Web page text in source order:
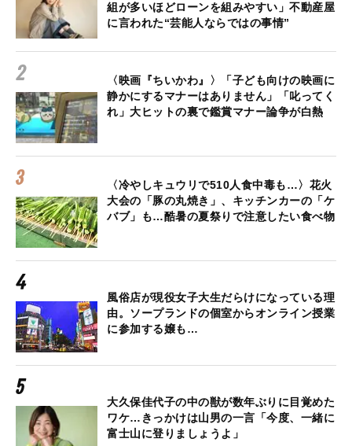
組が多いほどローンを組みやすい」不動産屋
に言われた“芸能人ならではの事情”
〈映画『ちいかわ』〉「子ども向けの映画に
静かにするマナーはありません」「叱ってく
れ」大ヒットの裏で鑑賞マナー論争が白熱
〈冷やしキュウリで510人食中毒も…〉花火
大会の「豚の丸焼き」、キッチンカーの「ケ
バブ」も…酷暑の夏祭りで注意したい食べ物
風俗店が現役女子大生だらけになっている理
由。ソープランドの個室からオンライン授業
に参加する嬢も…
大久保佳代子の中の獣が数年ぶりに目覚めた
ワケ…きっかけは山男の一言「今度、一緒に
富士山に登りましょうよ」